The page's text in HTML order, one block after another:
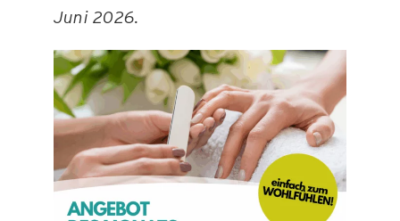
Juni 2026.